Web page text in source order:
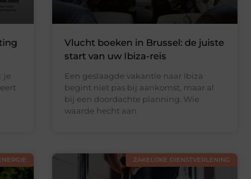
je
Vlucht boeken in Brussel: de juiste
start van uw Ibiza-reis
Een geslaagde vakantie naar Ibiza
begint niet pas bij aankomst, maar al
bij een doordachte planning. Wie
waarde hecht aan
ZAKELIJKE DIENSTVERLENING